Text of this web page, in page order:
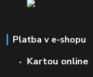
Platba v e-shopu
Kartou online